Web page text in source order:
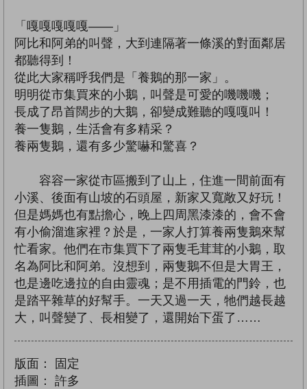
「嘎嘎嘎嘎嘎——」
阿比和阿弟的叫聲，大到連隔著一條溪的對面鄰居
都聽得到！
從此大家稱呼我們是「養鵝的那一家」。
明明從市集買來的小鵝，叫聲是可愛的嘰嘰嘰；
長成了昂首闊步的大鵝，卻變成難聽的嘎嘎叫！
養一隻鵝，生活會有多精采？
養兩隻鵝，還有多少驚嚇和驚喜？
容容一家從市區搬到了山上，住進一間前面有
小溪、後面有山坡的石頭屋，新家又寬敞又好玩！
但是媽媽也有點擔心，晚上四周黑漆漆的，會不會
有小偷溜進家裡？於是，一家人打算養兩隻鵝來幫
忙看家。他們在市集買下了兩隻毛茸茸的小鵝，取
名為阿比和阿弟。沒想到，兩隻鵝不但是大胃王，
也是邊吃邊拉的自由靈魂；是不用插電的門鈴，也
是踏平雜草的好幫手。一天又過一天，牠們越長越
大，叫聲變了、長相變了，還開始下蛋了……
版面：
固定
插圖：
許多